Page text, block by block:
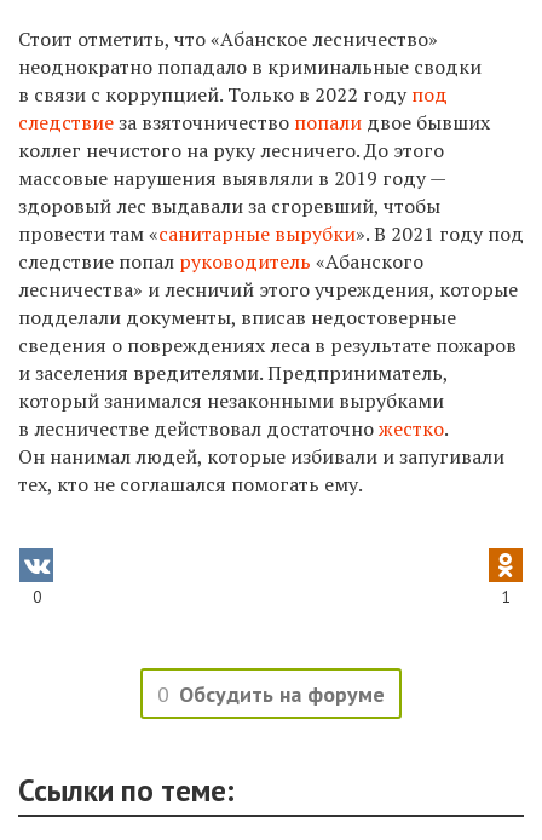
Стоит отметить, что «Абанское лесничество»
неоднократно попадало в криминальные сводки
в связи с коррупцией. Только в 2022 годупод
следствиеза взяточничество попали двое бывших
коллег нечистого на руку лесничего. До этого
массовые нарушения выявляли в 2019 году —
здоровый лес выдавали за сгоревший, чтобы
провести там «санитарные вырубки». В 2021 году под
следствие попал руководитель «Абанского
лесничества» илесничий этого учреждения, которые
подделали документы, вписав недостоверные
сведения о поврежденияхлеса в результате пожаров
и заселения вредителями. Предприниматель,
который занимался незаконными вырубками
в лесничестве действовал достаточножестко.
Он нанимал людей, которые избивали и запугивали
тех, кто не соглашался помогать ему.
0 1
0 Обсудить на форуме
Ссылки по теме: